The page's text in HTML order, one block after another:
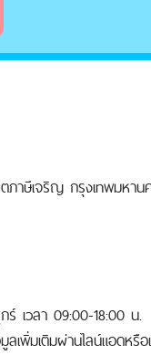
ภาษีเจริญ กรุงเทพมหาน
ร์ เวลา 09:00-18:00 น.
พิ่มเติมผ่านไลน์แอดหรือ